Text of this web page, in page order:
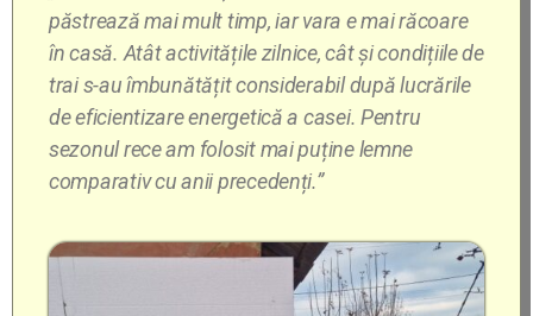
păstrează mai mult timp, iar vara e mai răcoare
în casă. Atât activitățile zilnice, cât și condițiile de
trai s-au îmbunătățit considerabil după lucrările
de eficientizare energetică a casei. Pentru
sezonul rece am folosit mai puține lemne
comparativ cu anii precedenți.”